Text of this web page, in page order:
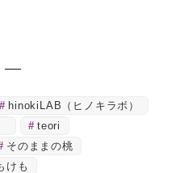
hinokiLAB（ヒノキラボ）
teori
そのままの桃
けも